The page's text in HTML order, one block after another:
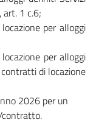
1 c.6;
per alloggi
per alloggi
di locazione
2026 per un
contratto.